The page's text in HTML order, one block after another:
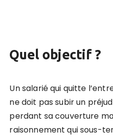
Quel objectif ?
Un salarié qui quitte
ne doit pas subir un
perdant sa couverture
raisonnement qui sous-